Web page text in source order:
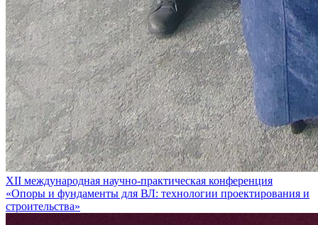
XII международная научно-практическая конференция
«Опоры и фундаменты для ВЛ: технологии проектирования и
строительства»